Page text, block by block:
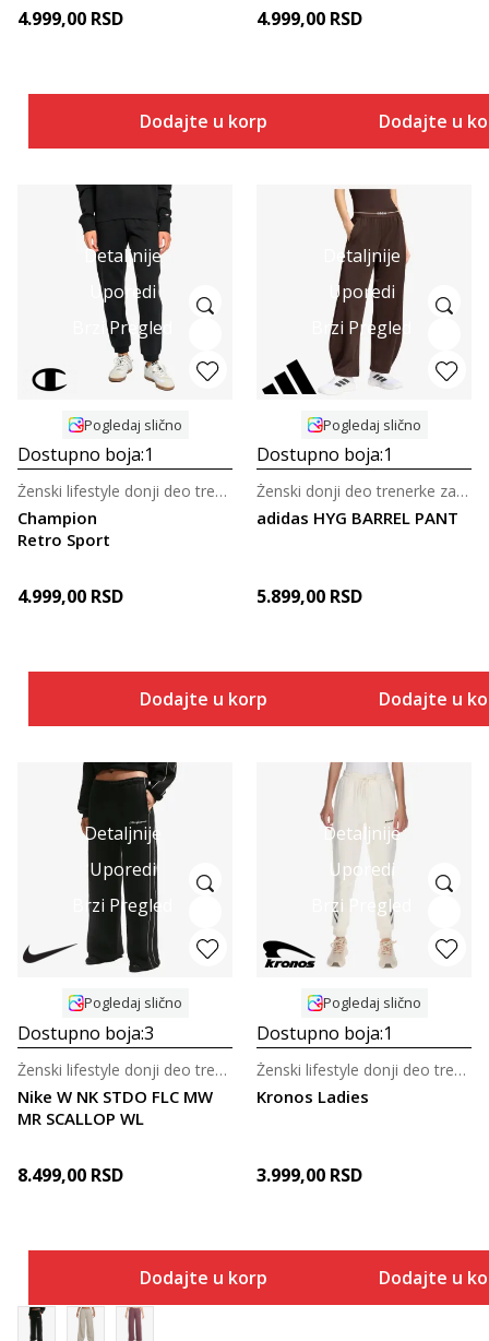
4.999,00 RSD
Dodajte u korpu
4.999,00 RSD
Dodajte u
Detaljnije
Uporedi
Brzi Pregled
Pogledaj slično
Dostupno boja:1
Champion
Retro Sport
Ženski lifestyle donji deo trenerke
4.999,00 RSD
Dodajte u korpu
Detaljnije
Uporedi
Brzi Pregled
Pogledaj slično
Dostupno boja:1
adidas HYG BARREL PANT
Ženski donji deo trenerke za trening
5.899,00 RSD
Dodajte u
Detaljnije
Uporedi
Brzi Pregled
Pogledaj slično
Dostupno boja:3
Nike W NK STDO FLC MW
MR SCALLOP WL
Ženski lifestyle donji deo trenerke
8.499,00 RSD
Dodajte u korpu
Detaljnije
Uporedi
Brzi Pregled
Pogledaj slično
Dostupno boja:1
Kronos Ladies
Ženski lifestyle donji deo trenerke
3.999,00 RSD
Dodajte u